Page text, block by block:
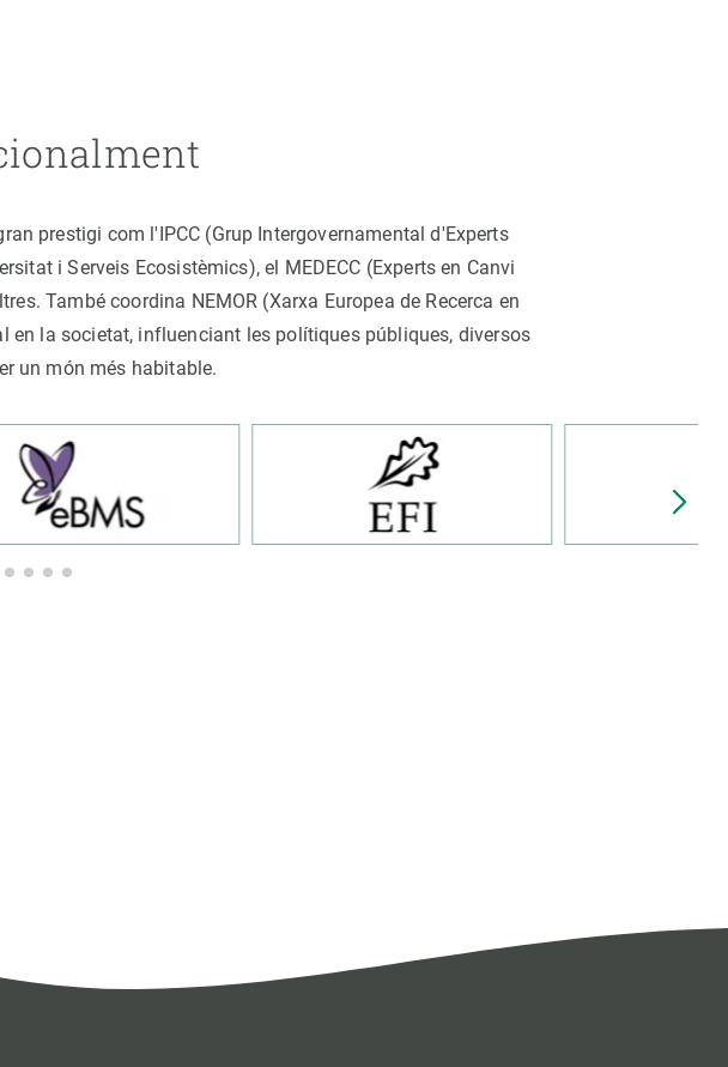
prestigi com l'IPCC (Grup Intergovernamental d'Experts
i Serveis Ecosistèmics), el MEDECC (Experts en Canvi
També coordina NEMOR (Xarxa Europea de Recerca en
en la societat, influenciant les polítiques públiques, diversos
un món més habitable.